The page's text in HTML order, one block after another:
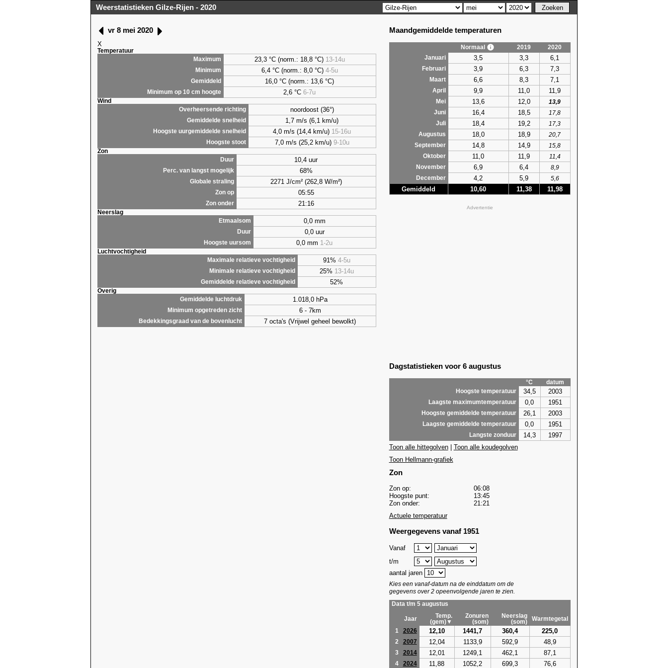
Weerstatistieken Gilze-Rijen - 2020
vr 8 mei 2020
X
Temperatuur
Maximum
23,3 °C (norm.: 18,8 °C) 13-14u
Minimum 6,4°C (norm.: 8,0 °C) 4-5u
Gemiddeld 16,0 °C (norm.: 13,6 °C)
Minimum op 10 cm hoogte 2,6 °C6-7u
Wind
Overheersende richting
noordoost (36°)
Gemiddelde snelheid 1,7 m/s (6,1 km/u)
Hoogste uurgemiddelde snelheid 4,0 m/s (14,4 km/u) 15-16u
Hoogste stoot 7,0 m/s (25,2 km/u) 9-10u
Zon
Duur
10,4 uur
Perc. van langst mogelijk 68%
Globale straling 2271 J/cm² (262,8 W/m²)
Zon op 05:55
Zon onder 21:16
Neerslag
Etmaalsom
0,0 mm
Duur 0,0 uur
Hoogste uursom 0,0 mm 1-2u
Luchtvochtigheid
Maximale relatieve vochtigheid
91% 4-5u
Minimale relatieve vochtigheid 25% 13-14u
Gemiddelde relatieve vochtigheid 52%
Overig
Gemiddelde luchtdruk
1.018,0 hPa
Minimum opgetreden zicht 6 - 7km
Bedekkingsgraad van de bovenlucht 7 octa's (Vrijwel geheel bewolkt)
Maandgemiddelde temperaturen
Normaal 2019
2020
Januari
3,5 3,3 6,1
Februari 3,9 6,3 7,3
Maart 6,6 8,3 7,1
April 9,9 11,0 11,9
Mei 13,6 12,0
13,9
Juni
16,4 18,5
17,8
Juli
18,4 19,2
17,3
Augustus
18,0 18,9
20,7
September
14,8 14,9
15,8
Oktober
11,0 11,9
11,4
November
6,9 6,4
8,9
December
4,2 5,9 5,6
Gemiddeld 10,60 11,38 11,98
Advertentie
Dagstatistieken voor 6 augustus
°C
datum
Hoogste temperatuur
34,5 2003
Laagste maximumtemperatuur 0,0 1951
Hoogste gemiddelde temperatuur 26,1 2003
Laagste gemiddelde temperatuur 0,0 1951
Langste zonduur 14,3
1997
Toon alle hittegolven| Toon alle koudegolven
Toon Hellmann-grafiek
Zon
Zon op:
06:08
Hoogste punt:
13:45
Zon onder:
21:21
Actuele temperatuur
Weergegevens vanaf 1951
Vanaf
t/m
aantal jaren
Kies een vanaf-datum na de einddatum om de
gegevens over 2 opeenvolgende jaren te zien.
Data t/m 5 augustus
Jaar
Temp.
(gem)▼
Zonuren
(som)
Neerslag
(som)
Warmtegetal
1
2026 12,10 1441,7 360,4 225,0
2 2007 12,04 1133,9 592,9 48,9
3 2014 12,01 1249,1 462,1 87,1
4 2024 11,88 1052,2 699,3 76,6